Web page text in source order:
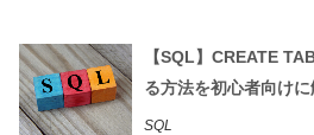
【SQL】CREATE
る方法を初心者向け
SQL